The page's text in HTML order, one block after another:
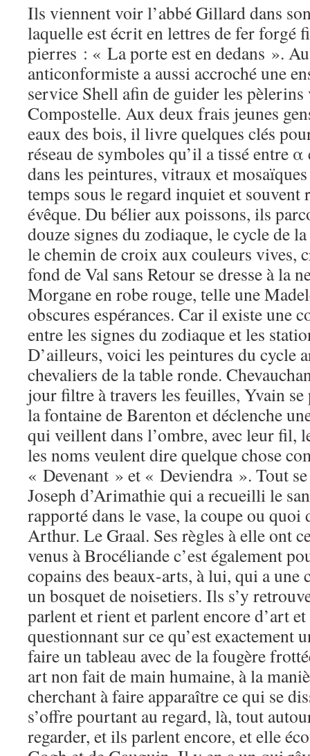
Ils viennent voir l’abbé Gillard dans
laquelle est écrit en lettres de fer forgé
pierres : « La porte est en dedans ».
anticonformiste a aussi accroché une
service Shell afin de guider les pèlerins
Compostelle. Aux deux frais jeunes
eaux des bois, il livre quelques clés
réseau de symboles qu’il a tissé entre
dans les peintures, vitraux et
temps sous le regard inquiet et souvent
évêque. Du bélier aux poissons, ils
douze signes du zodiaque, le cycle de
le chemin de croix aux couleurs vives,
fond de Val sans Retour se dresse à la
Morgane en robe rouge, telle une
obscures espérances. Car il existe une
entre les signes du zodiaque et les
D’ailleurs, voici les peintures du cycle
chevaliers de la table ronde.
jour filtre à travers les feuilles, Yvain se
la fontaine de Barenton et déclenche
qui veillent dans l’ombre, avec leur fil,
les noms veulent dire quelque chose
« Devenant » et « Deviendra ». Tout
Joseph d’Arimathie qui a recueilli le
rapporté dans le vase, la coupe ou quoi
Arthur. Le Graal. Ses règles à elle ont
venus à Brocéliande c’est également
copains des beaux-arts, à lui, qui a une
un bosquet de noisetiers. Ils s’y
parlent et rient et parlent encore d’art
questionnant sur ce qu’est exactement
faire un tableau avec de la fougère
art non fait de main humaine, à la
cherchant à faire apparaître ce qui se
s’offre pourtant au regard, là, tout
regarder, et ils parlent encore, et elle